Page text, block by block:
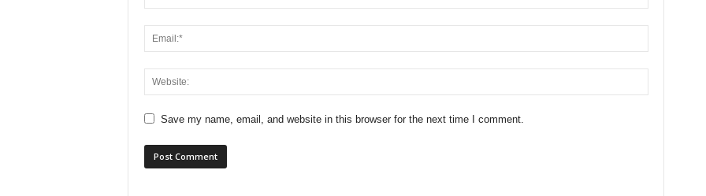
Save my name, email, and website in this browser for the next time I comment.